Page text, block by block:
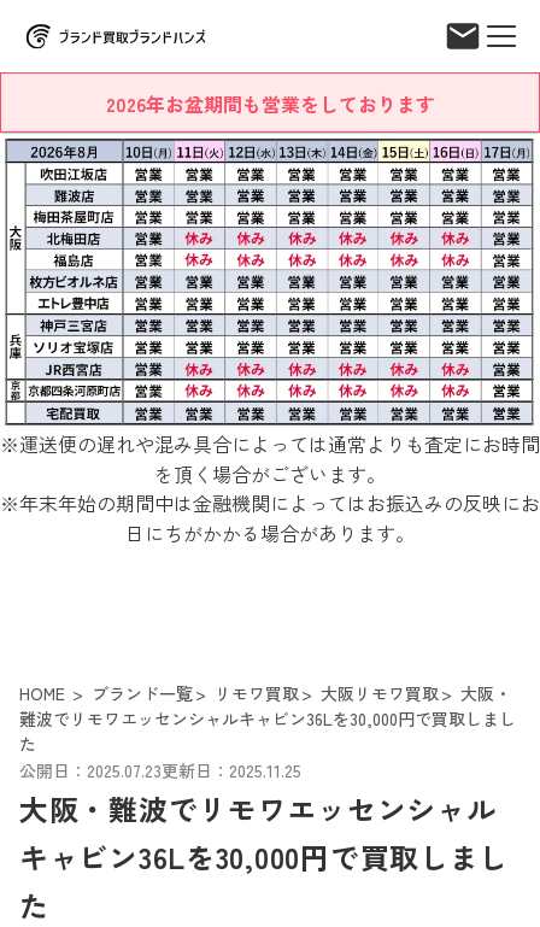
2026年お盆期間も営業をしております
※運送便の遅れや混み具合によっては通常よりも査定にお時間
を頂く場合がございます。
※年末年始の期間中は金融機関によってはお振込みの反映にお
日にちがかかる場合があります。
HOME ブランド一覧 リモワ買取 大阪リモワ買取
大阪・
難波でリモワエッセンシャルキャビン36Lを30,000円で買取しまし
た
公開日：2025.07.23更新日：2025.11.25
大阪・難波でリモワエッセンシャル
キャビン36Lを30,000円で買取しまし
た